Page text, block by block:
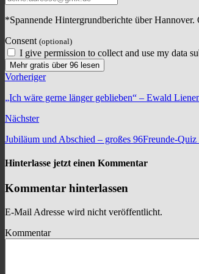
*Spannende Hintergrundberichte über
Consent (optional)
I give permission to collect and use my data
Mehr gratis über 96 lesen
Vorheriger
„Ich wäre gerne länger geblieben“ – Ewald
Nächster
Jubiläum und Abschied – großes 96Freunde-
Hinterlasse jetzt einen Kommentar
Kommentar hinterlassen
E-Mail Adresse wird nicht veröffentlicht.
Kommentar